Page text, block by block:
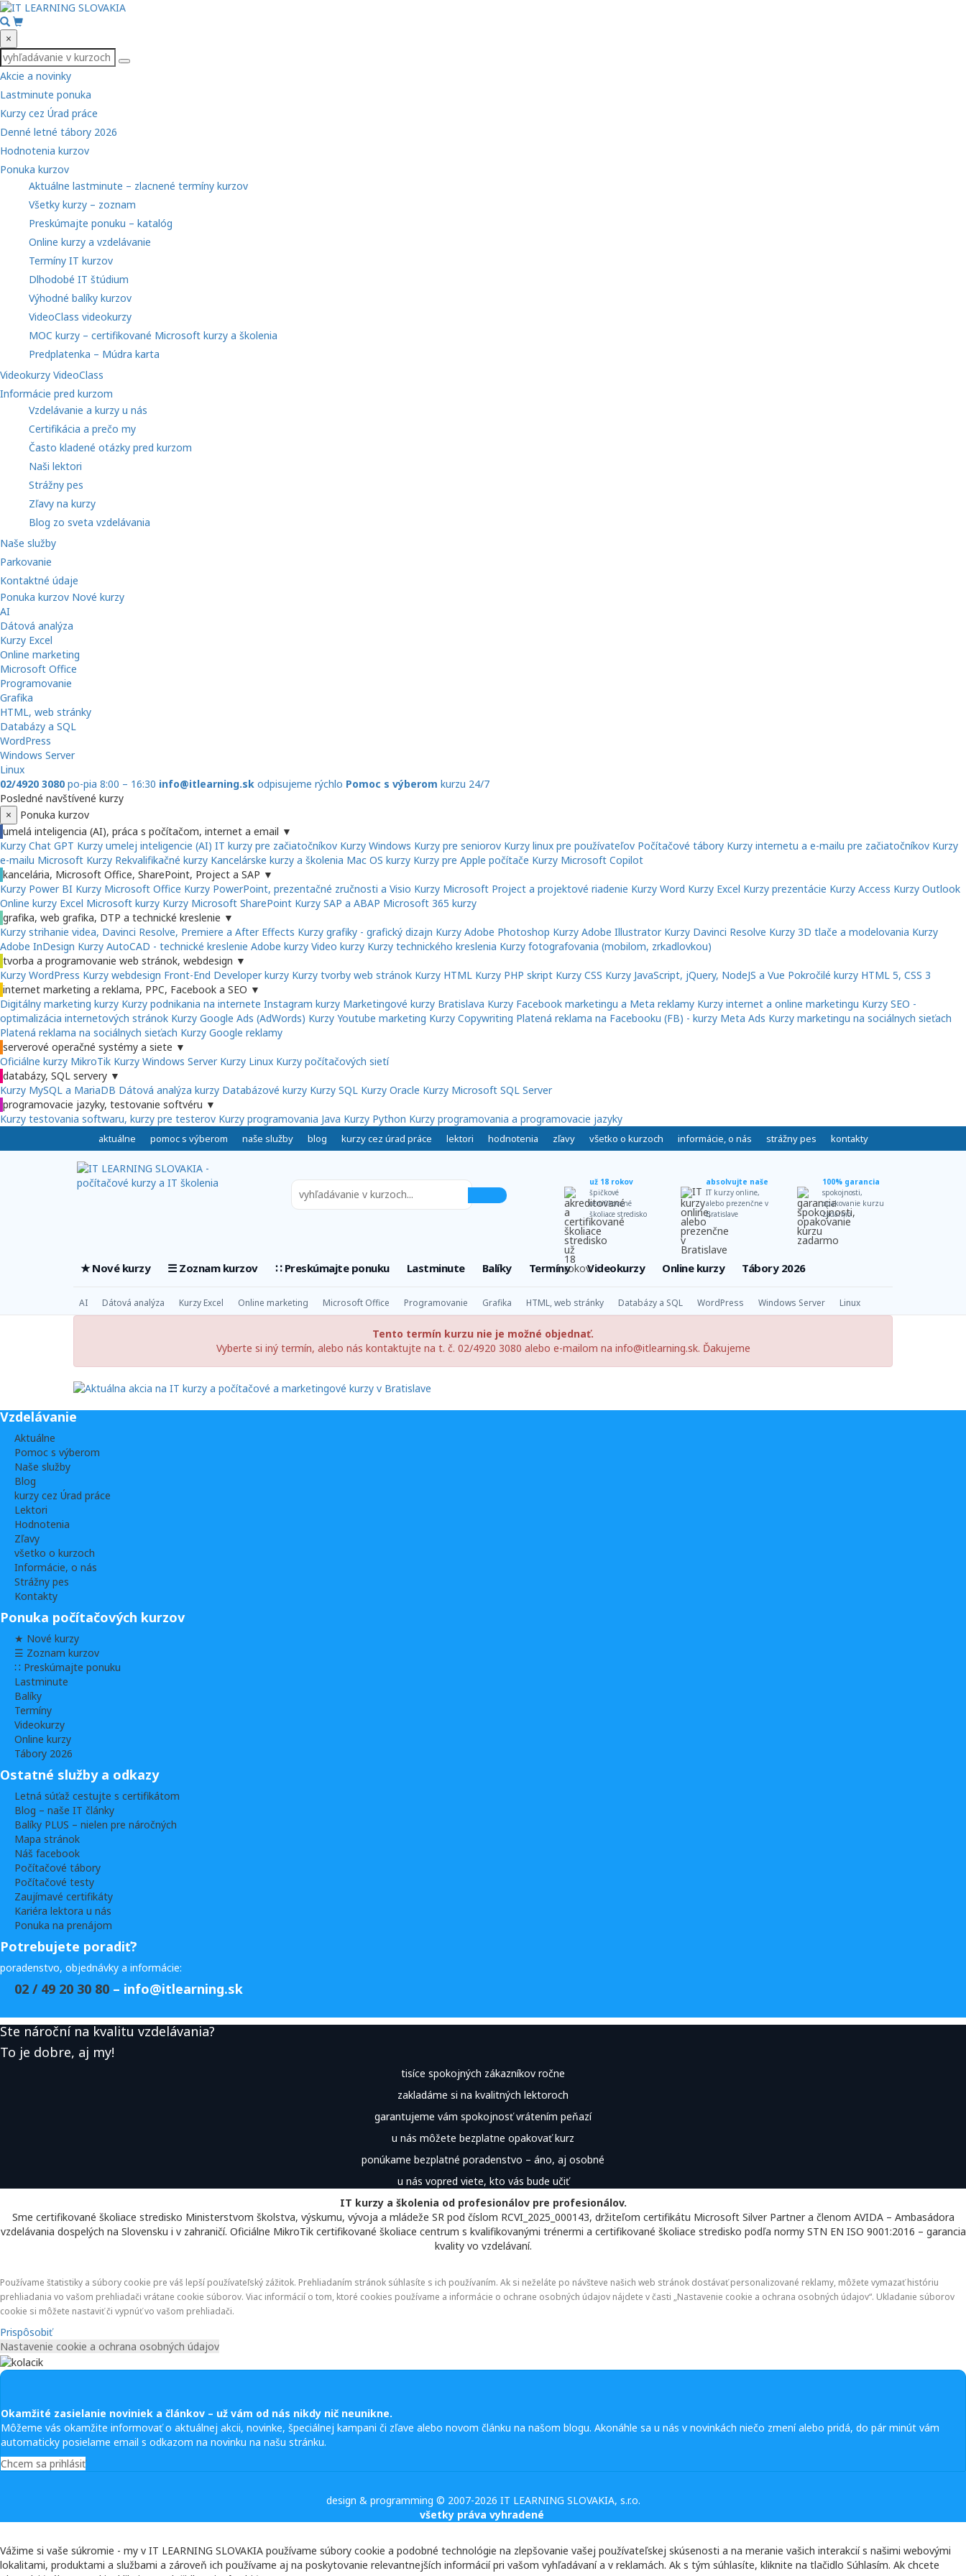
×
Akcie a novinky
Lastminute ponuka
Kurzy cez Úrad práce
Denné letné tábory 2026
Hodnotenia kurzov
Ponuka kurzov
Aktuálne lastminute – zlacnené termíny kurzov
Všetky kurzy – zoznam
Preskúmajte ponuku – katalóg
Online kurzy a vzdelávanie
Termíny IT kurzov
Dlhodobé IT štúdium
Výhodné balíky kurzov
VideoClass videokurzy
MOC kurzy – certifikované Microsoft kurzy a školenia
Predplatenka – Múdra karta
Videokurzy VideoClass
Informácie pred kurzom
Vzdelávanie a kurzy u nás
Certifikácia a prečo my
Často kladené otázky pred kurzom
Naši lektori
Strážny pes
Zľavy na kurzy
Blog zo sveta vzdelávania
Naše služby
Parkovanie
Kontaktné údaje
Ponuka kurzov Nové kurzy
AI
Dátová analýza
Kurzy Excel
Online marketing
Microsoft Office
Programovanie
Grafika
HTML, web stránky
Databázy a SQL
WordPress
Windows Server
Linux
02/4920 3080 po-pia 8:00 – 16:30 info@itlearning.sk odpisujeme rýchlo Pomoc s výberom kurzu 24/7
Posledné navštívené kurzy
×
Ponuka kurzov
umelá inteligencia (AI), práca s počítačom, internet a email ▼
Kurzy Chat GPT Kurzy umelej inteligencie (AI) IT kurzy pre začiatočníkov Kurzy Windows Kurzy pre seniorov Kurzy linux pre používateľov Počítačové tábory Kurzy internetu a e-mailu pre začiatočníkov Kurzy
e-mailu Microsoft Kurzy Rekvalifikačné kurzy Kancelárske kurzy a školenia Mac OS kurzy Kurzy pre Apple počítače Kurzy Microsoft Copilot
kancelária, Microsoft Office, SharePoint, Project a SAP ▼
Kurzy Power BI Kurzy Microsoft Office Kurzy PowerPoint, prezentačné zručnosti a Visio Kurzy Microsoft Project a projektové riadenie Kurzy Word Kurzy Excel Kurzy prezentácie Kurzy Access Kurzy Outlook
Online kurzy Excel Microsoft kurzy Kurzy Microsoft SharePoint Kurzy SAP a ABAP Microsoft 365 kurzy
grafika, web grafika, DTP a technické kreslenie ▼
Kurzy strihanie videa, Davinci Resolve, Premiere a After Effects Kurzy grafiky - grafický dizajn Kurzy Adobe Photoshop Kurzy Adobe Illustrator Kurzy Davinci Resolve Kurzy 3D tlače a modelovania Kurzy
Adobe InDesign Kurzy AutoCAD - technické kreslenie Adobe kurzy Video kurzy Kurzy technického kreslenia Kurzy fotografovania (mobilom, zrkadlovkou)
tvorba a programovanie web stránok, webdesign ▼
Kurzy WordPress Kurzy webdesign Front-End Developer kurzy Kurzy tvorby web stránok Kurzy HTML Kurzy PHP skript Kurzy CSS Kurzy JavaScript, jQuery, NodeJS a Vue Pokročilé kurzy HTML 5, CSS 3
internet marketing a reklama, PPC, Facebook a SEO ▼
Digitálny marketing kurzy Kurzy podnikania na internete Instagram kurzy Marketingové kurzy Bratislava Kurzy Facebook marketingu a Meta reklamy Kurzy internet a online marketingu Kurzy SEO -
optimalizácia internetových stránok Kurzy Google Ads (AdWords) Kurzy Youtube marketing Kurzy Copywriting Platená reklama na Facebooku (FB) - kurzy Meta Ads Kurzy marketingu na sociálnych sieťach
Platená reklama na sociálnych sieťach Kurzy Google reklamy
serverové operačné systémy a siete ▼
Oficiálne kurzy MikroTik Kurzy Windows Server Kurzy Linux Kurzy počítačových sietí
databázy, SQL servery ▼
Kurzy MySQL a MariaDB Dátová analýza kurzy Databázové kurzy Kurzy SQL Kurzy Oracle Kurzy Microsoft SQL Server
programovacie jazyky, testovanie softvéru ▼
Kurzy testovania softwaru, kurzy pre testerov Kurzy programovania Java Kurzy Python Kurzy programovania a programovacie jazyky
aktuálne pomoc s výberom naše služby blog kurzy cez úrad práce lektori hodnotenia zľavy všetko o kurzoch informácie, o nás strážny pes kontakty
už 18 rokov
špičkové
certifikované
školiace stredisko
absolvujte naše
IT kurzy online,
alebo prezenčne v
Bratislave
100% garancia
spokojnosti,
opakovanie kurzu
zadarmo
★ Nové kurzy ☰ Zoznam kurzov ∷ Preskúmajte ponuku Lastminute Balíky Termíny Videokurzy Online kurzy Tábory 2026
AI Dátová analýza Kurzy Excel Online marketing Microsoft Office Programovanie Grafika HTML, web stránky Databázy a SQL WordPress Windows Server Linux
Tento termín kurzu nie je možné objednať.
Vyberte si iný termín, alebo nás kontaktujte na t. č. 02/4920 3080 alebo e-mailom na info@itlearning.sk. Ďakujeme
Vzdelávanie
Aktuálne
Pomoc s výberom
Naše služby
Blog
kurzy cez Úrad práce
Lektori
Hodnotenia
Zľavy
všetko o kurzoch
Informácie, o nás
Strážny pes
Kontakty
Ponuka počítačových kurzov
★ Nové kurzy
☰ Zoznam kurzov
∷ Preskúmajte ponuku
Lastminute
Balíky
Termíny
Videokurzy
Online kurzy
Tábory 2026
Ostatné služby a odkazy
Letná súťaž cestujte s certifikátom
Blog – naše IT články
Balíky PLUS – nielen pre náročných
Mapa stránok
Náš facebook
Počítačové tábory
Počítačové testy
Zaujímavé certifikáty
Kariéra lektora u nás
Ponuka na prenájom
Potrebujete poradiť?
poradenstvo, objednávky a informácie:
02 / 49 20 30 80 – info@itlearning.sk
Ste nároční na kvalitu vzdelávania?
To je dobre, aj my!
tisíce spokojných zákazníkov ročne
zakladáme si na kvalitných lektoroch
garantujeme vám spokojnosť vrátením peňazí
u nás môžete bezplatne opakovať kurz
ponúkame bezplatné poradenstvo – áno, aj osobné
u nás vopred viete, kto vás bude učiť
IT kurzy a školenia od profesionálov pre profesionálov.
Sme certifikované školiace stredisko Ministerstvom školstva, výskumu, vývoja a mládeže SR pod číslom RCVI_2025_000143, držiteľom certifikátu Microsoft Silver Partner a členom AVIDA – Ambasádora
vzdelávania dospelých na Slovensku i v zahraničí.​​​​​​​​​​​​​​​​ Oficiálne MikroTik certifikované školiace centrum s kvalifikovanými trénermi ​​​​​​​​​​a certifikované školiace stredisko podľa normy STN EN ISO 9001:2016 – garancia
kvality vo vzdelávaní.
Používame štatistiky a súbory cookie pre váš lepší používateľský zážitok. Prehliadaním stránok súhlasíte s ich používaním. Ak si neželáte po návšteve našich web stránok dostávať personalizované reklamy, môžete vymazať históriu
prehliadania vo vašom prehliadači vrátane cookie súborov. Viac informácií o tom, ktoré cookies používame a informácie o ochrane osobných údajov nájdete v časti „Nastavenie cookie a ochrana osobných údajov“. Ukladanie súborov
cookie si môžete nastaviť či vypnúť vo vašom prehliadači.
Prispôsobiť
Nastavenie cookie a ochrana osobných údajov
Okamžité zasielanie noviniek a článkov – už vám od nás nikdy nič neunikne.
Môžeme vás okamžite informovať o aktuálnej akcii, novinke, špeciálnej kampani či zľave alebo novom článku na našom blogu. Akonáhle sa u nás v novinkách niečo zmení alebo pridá, do pár minút vám
automaticky posielame email s odkazom na novinku na našu stránku.
Chcem sa prihlásiť
design & programming © 2007-2026 IT LEARNING SLOVAKIA, s.r.o.
všetky práva vyhradené
Vážime si vaše súkromie - my v IT LEARNING SLOVAKIA používame súbory cookie a podobné technológie na zlepšovanie vašej používateľskej skúsenosti a na meranie vašich interakcií s našimi webovými
lokalitami, produktami a službami a zároveň ich používame aj na poskytovanie relevantnejších informácií pri vašom vyhľadávaní a v reklamách. Ak s tým súhlasíte, kliknite na tlačidlo Súhlasím. Ak chcete